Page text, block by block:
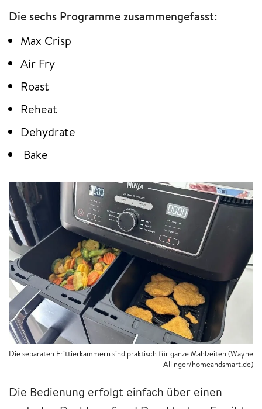
Die sechs Programme zusammengefasst:
Max Crisp
Air Fry
Roast
Reheat
Dehydrate
Bake
Die separaten Frittierkammern sind praktisch für ganze Mahlzeiten (Wayne
Allinger/homeandsmart.de)
Die Bedienung erfolgt einfach über einen